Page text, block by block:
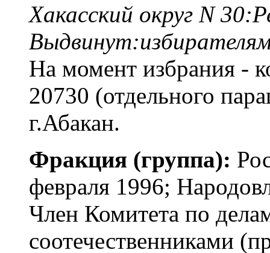
Хакасский округ N
На момент избрания -
20730 (отдельного
г.Абакан.
Фракция (группа):
февраля 1996;
Член Комитета по
соотечественниками